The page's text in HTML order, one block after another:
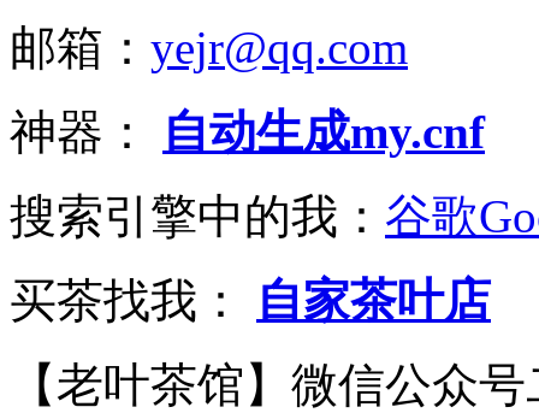
邮箱： yejr@qq.com
神器：
自动生成my.cnf
搜索引擎中的我： 谷歌
买茶找我：
自家茶叶店
【老叶茶馆】微信公众